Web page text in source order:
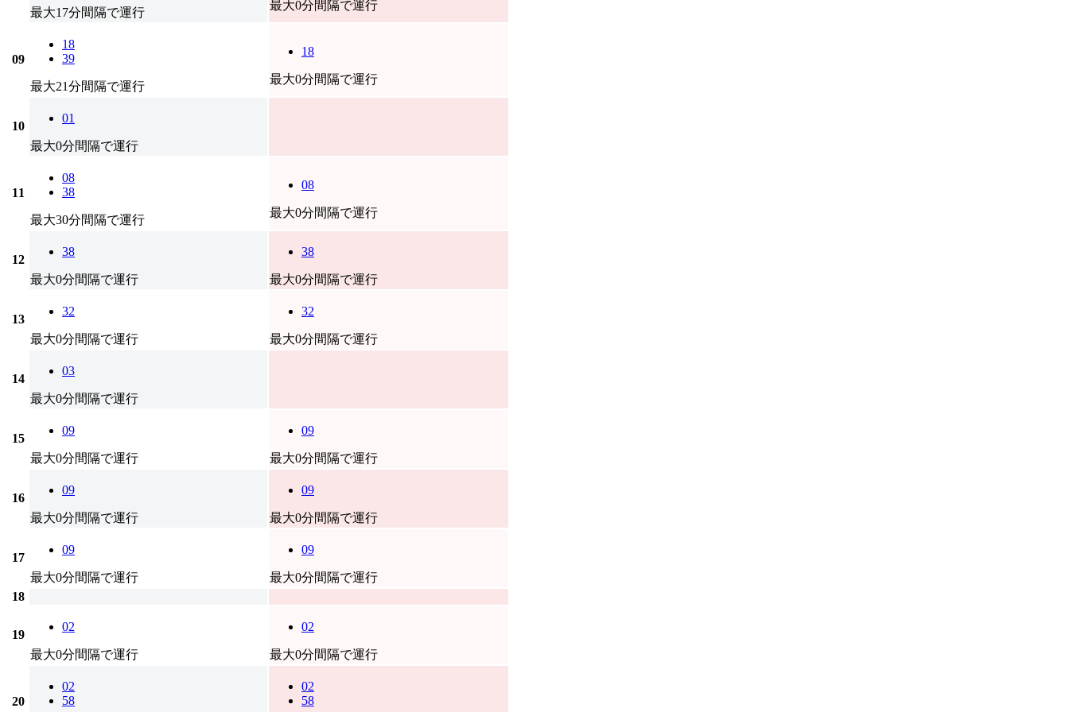
最大17分間隔で運行
最大0分間隔で運行
09
18
39
最大21分間隔で運行
18
最大0分間隔で運行
10
01
最大0分間隔で運行
11
08
38
最大30分間隔で運行
08
最大0分間隔で運行
12
38
最大0分間隔で運行
38
最大0分間隔で運行
13
32
最大0分間隔で運行
32
最大0分間隔で運行
14
03
最大0分間隔で運行
15
09
最大0分間隔で運行
09
最大0分間隔で運行
16
09
最大0分間隔で運行
09
最大0分間隔で運行
17
09
最大0分間隔で運行
09
最大0分間隔で運行
18
19
02
最大0分間隔で運行
02
最大0分間隔で運行
20
02
58
02
58